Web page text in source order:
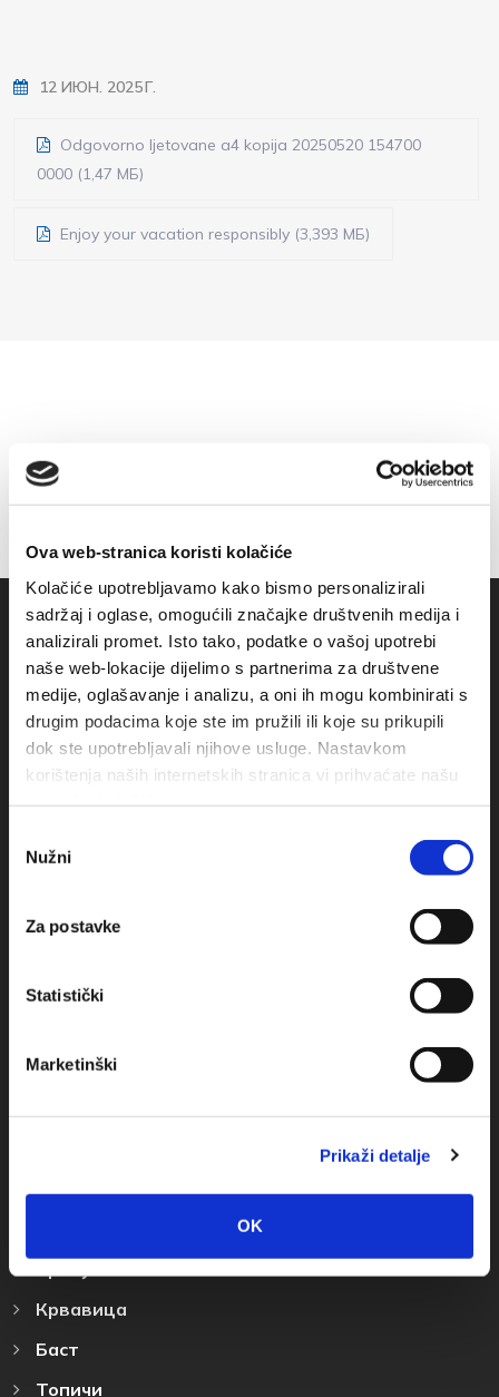
Ova web-stranica koristi kolačiće
Kolačiće upotrebljavamo kako bismo personalizirali
sadržaj i oglase, omogućili značajke društvenih medija i
analizirali promet. Isto tako, podatke o vašoj upotrebi
naše web-lokacije dijelimo s partnerima za društvene
medije, oglašavanje i analizu, a oni ih mogu kombinirati s
drugim podacima koje ste im pružili ili koje su prikupili
dok ste upotrebljavali njihove usluge. Nastavkom
korištenja naših internetskih stranica vi prihvaćate našu
pristanka
Nužni
Za postavke
Statistički
Marketinški
Prikaži detalje
OK
12 ИЮН. 2025 Г.
Odgovorno ljetovane a4 kopija 20250520 154700
0000 (1,47 МБ)
Enjoy your vacation responsibly (3,393 МБ)
Obala sv. Nikole 31, Baška Voda
+385(0)21 620713
Башка Bода
Крвавица
Баст
Топичи